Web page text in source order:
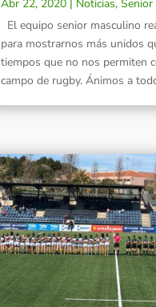
Abr 22, 2020 | Noticias,
El equipo senior masculino
para mostrarnos más unidos
tiempos que no nos permiten
campo de rugby. Ánimos a